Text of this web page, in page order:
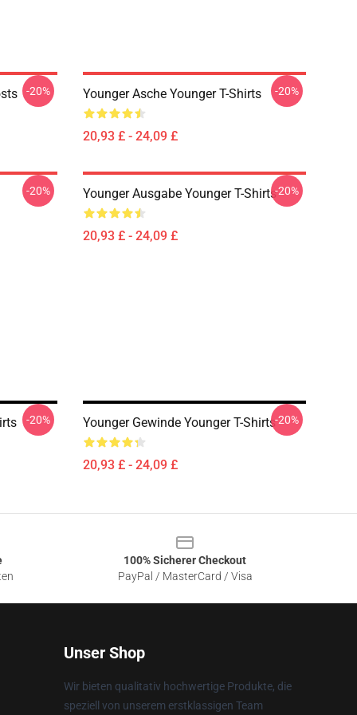
-20% Younger Asche Younger T-Shirts
20,93 £ - 24,09 £
-20%
-20% Younger Ausgabe Younger T-Shirts
20,93 £ - 24,09 £
-20%
-20% Younger Gewinde Younger T-Shirts
20,93 £ - 24,09 £
-20%
100% Sicherer Checkout
PayPal / MasterCard / Visa
Unser Shop
Wir bieten qualitativ hochwertige Produkte, die
speziell von unserem erstklassigen Team